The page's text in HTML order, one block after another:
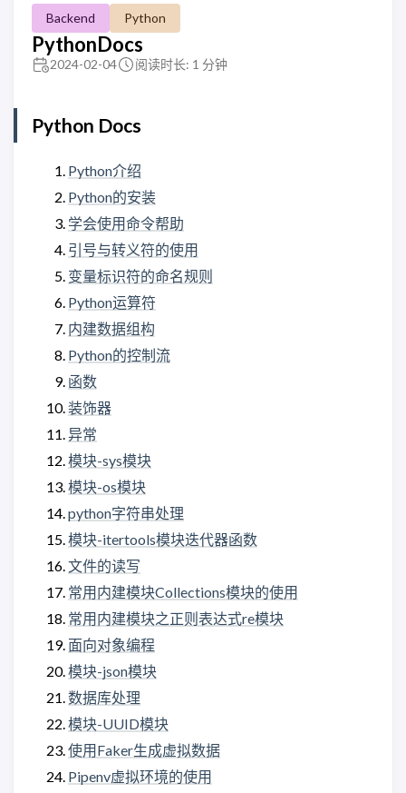
Backend Python
PythonDocs
2024-02-04 阅读时长: 1 分钟
Python Docs
Python介绍
Python的安装
学会使用命令帮助
引号与转义符的使用
变量标识符的命名规则
Python运算符
内建数据组构
Python的控制流
函数
装饰器
异常
模块-sys模块
模块-os模块
python字符串处理
模块-itertools模块迭代器函数
文件的读写
常用内建模块Collections模块的使用
常用内建模块之正则表达式re模块
面向对象编程
模块-json模块
数据库处理
模块-UUID模块
使用Faker生成虚拟数据
Pipenv虚拟环境的使用